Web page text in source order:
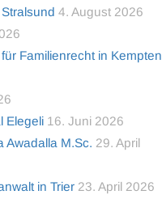
4. August 2026
Familienrecht in Kempten
Elegeli 16. Juni 2026
Awadalla M.Sc. 29. April
in Trier 23. April 2026